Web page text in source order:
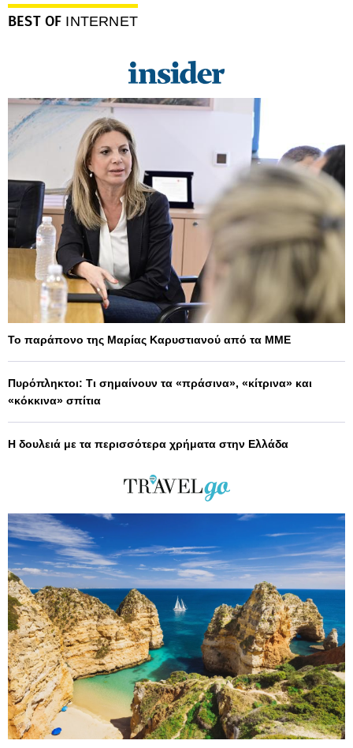
BEST OF INTERNET
Το παράπονο της Μαρίας Καρυστιανού από τα ΜΜΕ
Πυρόπληκτοι: Τι σημαίνουν τα «πράσινα», «κίτρινα» και
«κόκκινα» σπίτια
Η δουλειά με τα περισσότερα χρήματα στην Ελλάδα